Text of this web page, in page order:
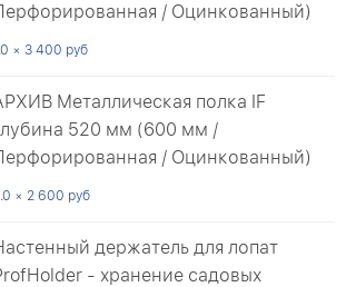
/ Оцинкованный)
× 3 400 руб
Металлическая полка IF
520 мм (600 мм /
/ Оцинкованный)
× 2 600 руб
держатель для лопат
- хранение садовых